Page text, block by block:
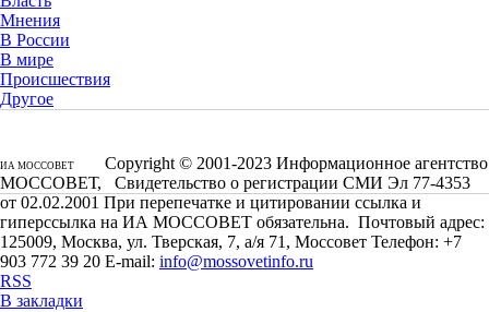
Мнения
В России
В мире
Происшествия
Другое
ИА МОССОВЕТ
Copyright © 2001-2023 Информационное агентство
МОССОВЕТ, Свидетельство о регистрации СМИ Эл 77-4353
от 02.02.2001 При перепечатке и цитировании ссылка и
гиперссылка на ИА МОССОВЕТ обязательна. Почтовый адрес:
125009, Москва, ул. Тверская, 7, а/я 71, Моссовет Телефон: +7
903 772 39 20 E-mail: info@mossovetinfo.ru
RSS
В закладки